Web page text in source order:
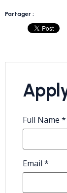
Partager :
Full Name *
Email *